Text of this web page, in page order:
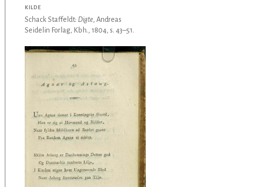
KILDE
Schack Staffeldt: Digte, Andreas
Seidelin Forlag, Kbh., 1804, s. 43–51.